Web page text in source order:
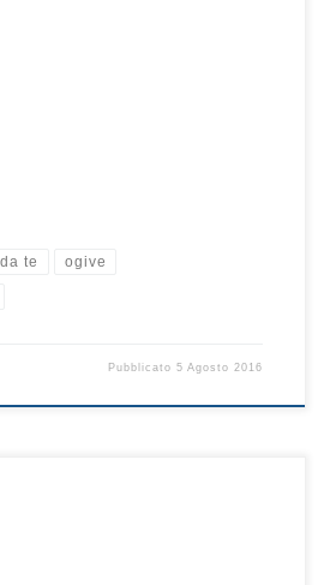
te ogive
Pubblicato5 Agosto 2016